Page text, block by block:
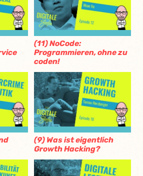
(11) NoCode:
Programmieren, ohne zu
coden!
(9) Was ist eigentlich
Growth Hacking?